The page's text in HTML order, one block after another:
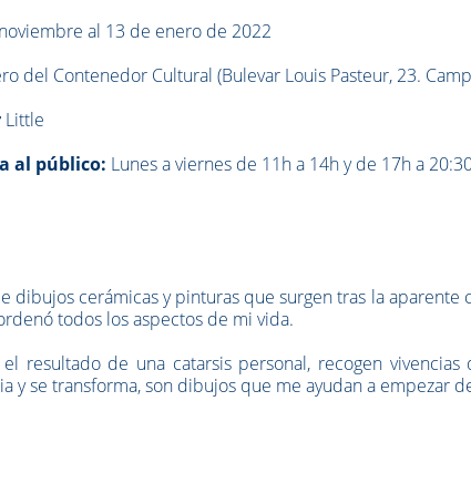
al 13 de enero de 2022
del Contenedor Cultural (Bulevar Louis Pasteur, 23.
Little
al público: Lunes a viernes de 11h a 14h y de 17h a
dibujos cerámicas y pinturas que surgen tras la aparente
todos los aspectos de mi vida.
resultado de una catarsis personal, recogen
y se transforma, son dibujos que me ayudan a empezar